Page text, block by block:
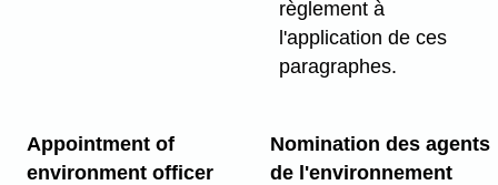
règlement à
l'application de ces
paragraphes.
Appointment of
environment officer
Nomination des agents
de l'environnement